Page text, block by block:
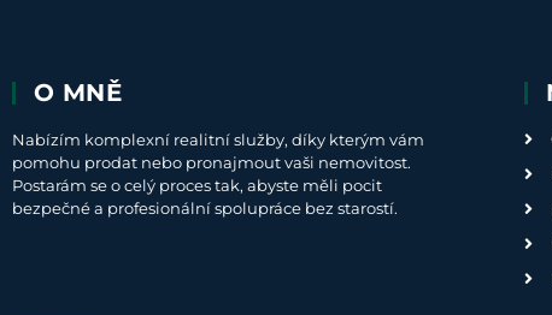
O MNĚ
Nabízím komplexní realitní služby, díky kterým vám
pomohu prodat nebo pronajmout vaši nemovitost.
Postarám se o celý proces tak, abyste měli pocit
bezpečné a profesionální spolupráce bez starostí.